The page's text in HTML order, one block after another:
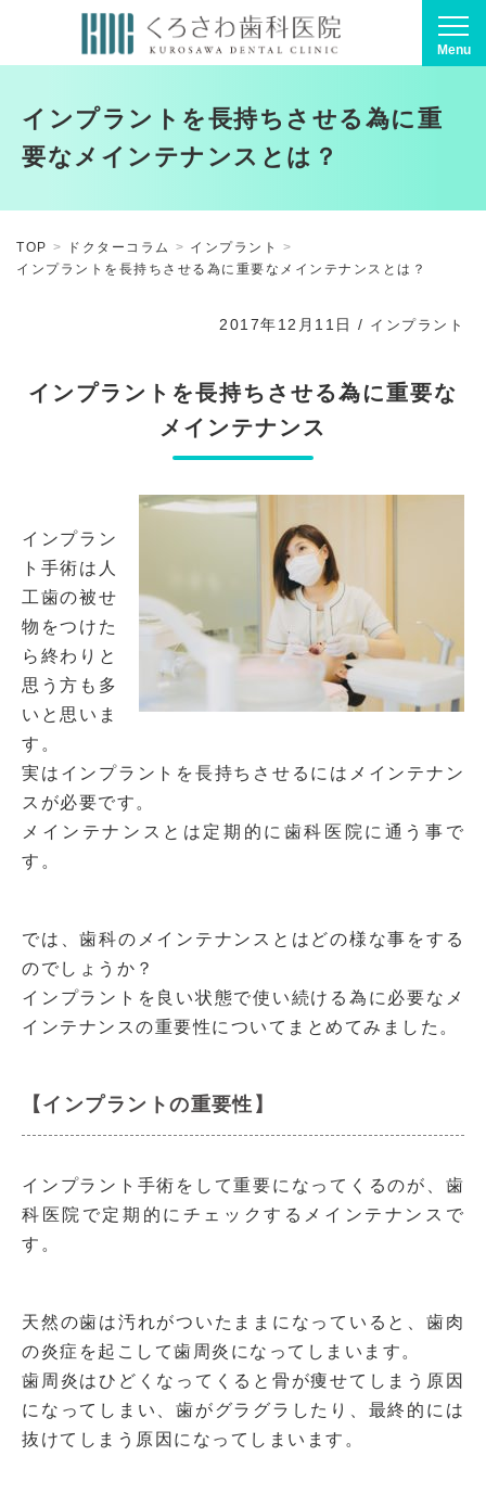
Menu
インプラントを長持ちさせる為に重
要なメインテナンスとは？
TOP ドクターコラム
インプラント
インプラントを長持ちさせる為に重要なメインテナンスとは？
2017年12月11日 / インプラント
インプラントを長持ちさせる為に重要な
メインテナンス
インプラン
ト手術は人
工歯の被せ
物をつけた
ら終わりと
思う方も多
いと思いま
す。
実はインプラントを長持ちさせるにはメインテナン
スが必要です。
メインテナンスとは定期的に歯科医院に通う事で
す。
では、歯科のメインテナンスとはどの様な事をする
のでしょうか？
インプラントを良い状態で使い続ける為に必要なメ
インテナンスの重要性についてまとめてみました。
【インプラントの重要性】
インプラント手術をして重要になってくるのが、歯
科医院で定期的にチェックするメインテナンスで
す。
天然の歯は汚れがついたままになっていると、歯肉
の炎症を起こして歯周炎になってしまいます。
歯周炎はひどくなってくると骨が痩せてしまう原因
になってしまい、歯がグラグラしたり、最終的には
抜けてしまう原因になってしまいます。